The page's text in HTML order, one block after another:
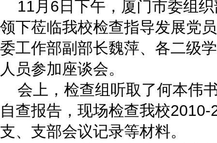
11月6日下午，厦门市委组
领下莅临我校检查指导发展党
委工作部副部长魏萍、各二级
人员参加座谈会。
会上，检查组听取了何本伟
自查报告，现场检查我校
支、支部会议记录等材料。